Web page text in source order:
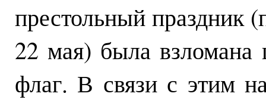
престольный праздник
22 мая) была
флаг. В связи с этим